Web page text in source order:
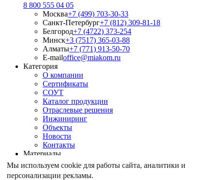
8 800 555 04 05
Москва+7 (499) 703-30-33
Санкт-Петербург+7 (812) 309-81-18
Белгород+7 (4722) 373-254
Минск+3 (7517) 365-03-88
Алматы+7 (771) 913-50-70
E-mailoffice@miakom.ru
Категория
О компании
Сертификаты
СОУТ
Каталог продукции
Отраслевые решения
Инжиниринг
Объекты
Новости
Контакты
Материалы
Армирование грунтов
Армирование асфальтобетона
Мы используем cookie для работы сайта, аналитики и
персонализации рекламы.